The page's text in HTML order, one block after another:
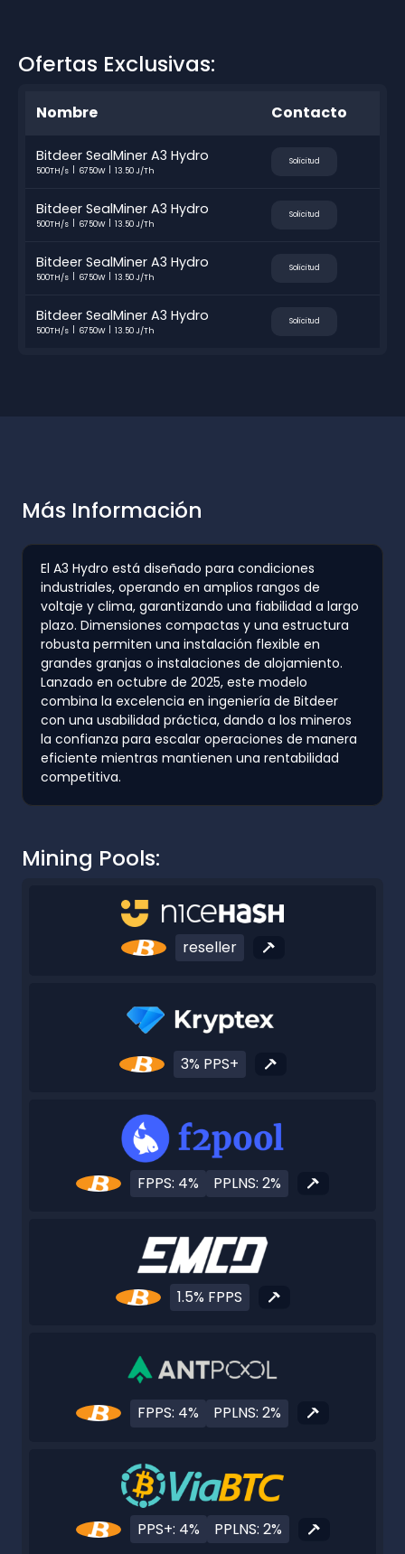
Ofertas Exclusivas:
Nombre Contacto
Bitdeer SealMiner A3 Hydro
500TH/s 6750W 13.50 J/Th
Solicitud
Bitdeer SealMiner A3 Hydro
500TH/s 6750W 13.50 J/Th
Solicitud
Bitdeer SealMiner A3 Hydro
500TH/s 6750W 13.50 J/Th
Solicitud
Bitdeer SealMiner A3 Hydro
500TH/s 6750W 13.50 J/Th
Solicitud
Más Información
El A3 Hydro está diseñado para condiciones
industriales, operando en amplios rangos de
voltaje y clima, garantizando una fiabilidad a largo
plazo. Dimensiones compactas y una estructura
robusta permiten una instalación flexible en
grandes granjas o instalaciones de alojamiento.
Lanzado en octubre de 2025, este modelo
combina la excelencia en ingeniería de Bitdeer
con una usabilidad práctica, dando a los mineros
la confianza para escalar operaciones de manera
eficiente mientras mantienen una rentabilidad
competitiva.
Mining Pools:
reseller
3% PPS+
FPPS: 4% PPLNS: 2%
1.5% FPPS
FPPS: 4% PPLNS: 2%
PPS+: 4% PPLNS: 2%